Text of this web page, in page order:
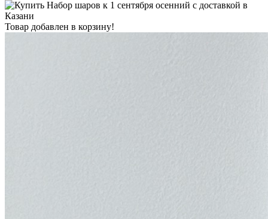
Товар добавлен в корзину!